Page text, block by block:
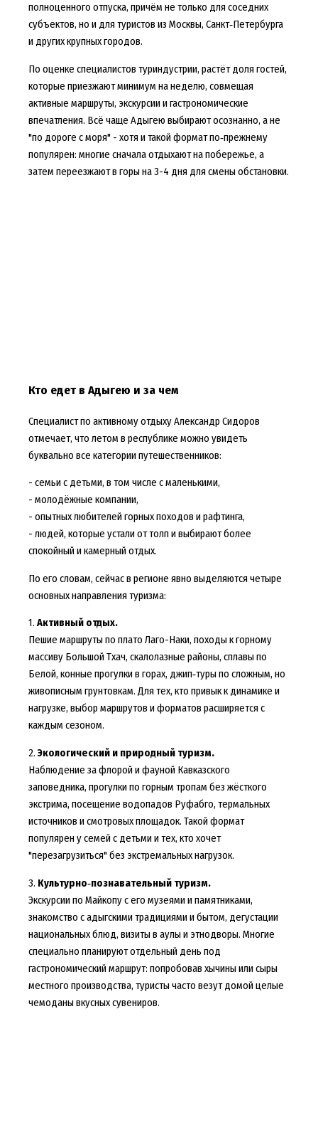
полноценного отпуска, причём не только для соседних
субъектов, но и для туристов из Москвы, Санкт‑Петербурга
и других крупных городов.
По оценке специалистов туриндустрии, растёт доля гостей,
которые приезжают минимум на неделю, совмещая
активные маршруты, экскурсии и гастрономические
впечатления. Всё чаще Адыгею выбирают осознанно, а не
"по дороге с моря" - хотя и такой формат по‑прежнему
популярен: многие сначала отдыхают на побережье, а
затем переезжают в горы на 3-4 дня для смены обстановки.
Кто едет в Адыгею и за чем
Специалист по активному отдыху Александр Сидоров
отмечает, что летом в республике можно увидеть
буквально все категории путешественников:
- семьи с детьми, в том числе с маленькими,
- молодёжные компании,
- опытных любителей горных походов и рафтинга,
- людей, которые устали от толп и выбирают более
спокойный и камерный отдых.
По его словам, сейчас в регионе явно выделяются четыре
основных направления туризма:
1. Активный отдых.
Пешие маршруты по плато Лаго-Наки, походы к горному
массиву Большой Тхач, скалолазные районы, сплавы по
Белой, конные прогулки в горах, джип‑туры по сложным, но
живописным грунтовкам. Для тех, кто привык к динамике и
нагрузке, выбор маршрутов и форматов расширяется с
каждым сезоном.
2. Экологический и природный туризм.
Наблюдение за флорой и фауной Кавказского
заповедника, прогулки по горным тропам без жёсткого
экстрима, посещение водопадов Руфабго, термальных
источников и смотровых площадок. Такой формат
популярен у семей с детьми и тех, кто хочет
"перезагрузиться" без экстремальных нагрузок.
3. Культурно‑познавательный туризм.
Экскурсии по Майкопу с его музеями и памятниками,
знакомство с адыгскими традициями и бытом, дегустации
национальных блюд, визиты в аулы и этнодворы. Многие
специально планируют отдельный день под
гастрономический маршрут: попробовав хычины или сыры
местного производства, туристы часто везут домой целые
чемоданы вкусных сувениров.